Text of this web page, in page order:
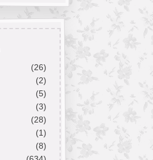
(26)
(2)
(5)
(3)
(28)
(1)
(8)